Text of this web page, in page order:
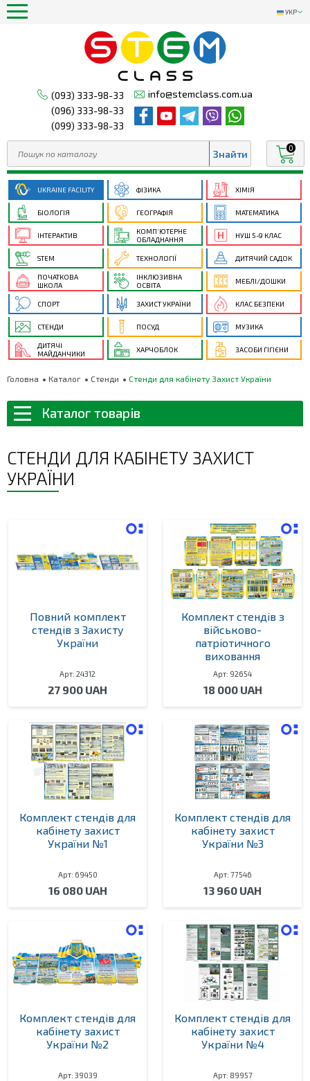
УКР
(093) 333-98-33
(096) 333-98-33
(099) 333-98-33
info@stemclass.com.ua
0
UKRAINE FACILITY ФІЗИКА ХІМІЯ
БІОЛОГІЯ ГЕОГРАФІЯ МАТЕМАТИКА
ІНТЕРАКТИВ
КОМП’ЮТЕРНЕ
ОБЛАДНАННЯ
НУШ 5-9 КЛАС
STEM ТЕХНОЛОГІЇ ДИТЯЧИЙ САДОК
ПОЧАТКОВА
ШКОЛА
ІНКЛЮЗИВНА
ОСВІТА
МЕБЛІ/ДОШКИ
СПОРТ ЗАХИСТ УКРАЇНИ КЛАС БЕЗПЕКИ
СТЕНДИ ПОСУД МУЗИКА
ДИТЯЧІ
МАЙДАНЧИКИ
ХАРЧОБЛОК ЗАСОБИ ГІГІЄНИ
Головна Каталог Стенди Стенди для кабінету Захист України
Каталог товарів
СТЕНДИ ДЛЯ КАБІНЕТУ ЗАХИСТ
УКРАЇНИ
Повний комплект
стендів з Захисту
України
Арт: 24312
27 900 UAH
Комплект стендів з
військово-
патріотичного
виховання
Арт: 92654
18 000 UAH
Комплект стендів для
кабінету захист
України №1
Арт: 69450
16 080 UAH
Комплект стендів для
кабінету захист
України №3
Арт: 77546
13 960 UAH
Комплект стендів для
кабінету захист
України №2
Арт: 39039
Комплект стендів для
кабінету захист
України №4
Арт: 89957